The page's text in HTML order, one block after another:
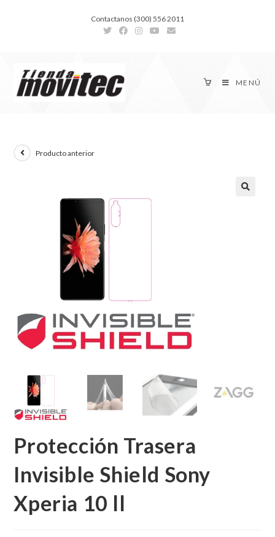
Contactanos (300) 556 2011
MENÚ
Producto anterior
Protección Trasera
Invisible Shield Sony
Xperia 10 ll